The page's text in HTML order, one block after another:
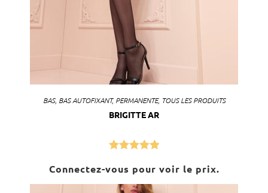
BAS, BAS AUTOFIXANT, PERMANENTE, TOUS LES PRODUITS
BRIGITTE AR
sur 5
Connectez-vous pour voir le prix.